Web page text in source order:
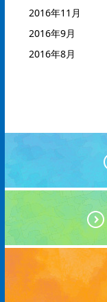
2016年11月
2016年9月
2016年8月